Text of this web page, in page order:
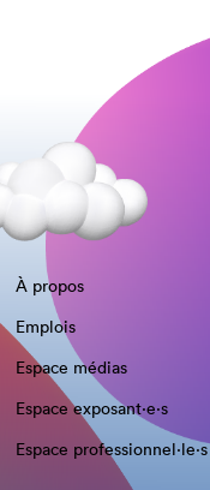
À propos
Emplois
Espace médias
Espace exposant·e⋅s
Espace professionnel·le⋅s